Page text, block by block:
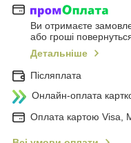
Ви отримаєте
або гроші
Детальніше
Післяплата
Онлайн-оплата
Оплата картою Visa,